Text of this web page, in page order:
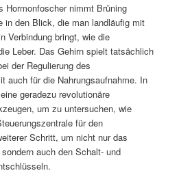
Hormonfoscher nimmt Brüning
in den Blick, die man landläufig mit
Verbindung bringt, wie die
Leber. Das Gehirn spielt tatsächlich
der Regulierung des
auch für die Nahrungsaufnahme. In
geradezu revolutionäre
um zu untersuchen, wie
für den
Schritt, um nicht nur das
auch den Schalt- und